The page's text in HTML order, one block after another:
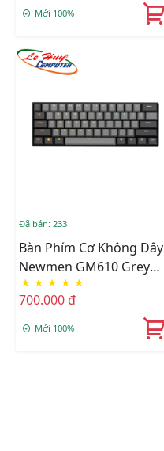
Mới 100%
Đã bán: 233
Bàn Phím Cơ Không Dây
Newmen GM610 Grey
RGB Dual Mode
(Blue/Red/Black/Brown
Switch)
★ ★ ★ ★ ★
700.000 đ
Mới 100%